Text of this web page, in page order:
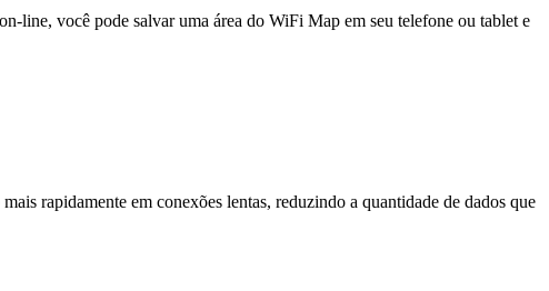
line, você pode salvar uma área do WiFi Map em seu telefone ou tablet e
rapidamente em conexões lentas, reduzindo a quantidade de dados que